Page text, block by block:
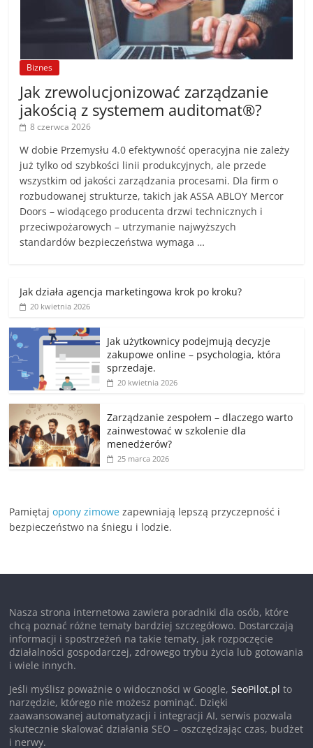
Biznes
Jak zrewolucjonizować zarządzanie
jakością z systemem auditomat®?
8 czerwca 2026
W dobie Przemysłu 4.0 efektywność operacyjna nie zależy
już tylko od szybkości linii produkcyjnych, ale przede
wszystkim od jakości zarządzania procesami. Dla firm o
rozbudowanej strukturze, takich jak ASSA ABLOY Mercor
Doors – wiodącego producenta drzwi technicznych i
przeciwpożarowych – utrzymanie najwyższych
standardów bezpieczeństwa wymaga …
Jak działa agencja marketingowa krok po kroku?
20 kwietnia 2026
Jak użytkownicy podejmują decyzje
zakupowe online – psychologia, która
sprzedaje.
20 kwietnia 2026
Zarządzanie zespołem – dlaczego warto
zainwestować w szkolenie dla
menedżerów?
25 marca 2026
Pamiętajopony zimowe zapewniają lepszą przyczepność i
bezpieczeństwo na śniegu i lodzie.
Nasza strona internetowa zawiera poradniki dla osób, które
chcą poznać różne tematy bardziej szczegółowo. Dostarczają
informacji i spostrzeżeń na takie tematy, jak rozpoczęcie
działalności gospodarczej, zdrowego trybu życia lub gotowania
i wiele innych.
Jeśli myślisz poważnie o widoczności w Google,SeoPilot.pl to
narzędzie, którego nie możesz pominąć. Dzięki
zaawansowanej automatyzacji i integracji AI, serwis pozwala
skutecznie skalować działania SEO – oszczędzając czas, budżet
i nerwy.